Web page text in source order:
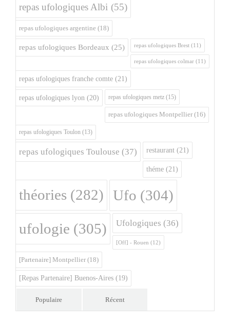
repas ufologiques Albi (55)
repas ufologiques argentine (18)
repas ufologiques Bordeaux (25) repas ufologiques Brest (11)
repas ufologiques colmar (11)
repas ufologiques franche comte (21)
repas ufologiques lyon (20) repas ufologiques metz (15)
repas ufologiques Montpellier (16)
repas ufologiques Toulon (13)
repas ufologiques Toulouse (37) restaurant (21)
théme (21)
théories (282) Ufo (304)
ufologie (305) Ufologiques (36)
[Off] - Rouen (12)
[Partenaire] Montpellier (18)
[Repas Partenaire] Buenos-Aires (19)
Populaire Récent